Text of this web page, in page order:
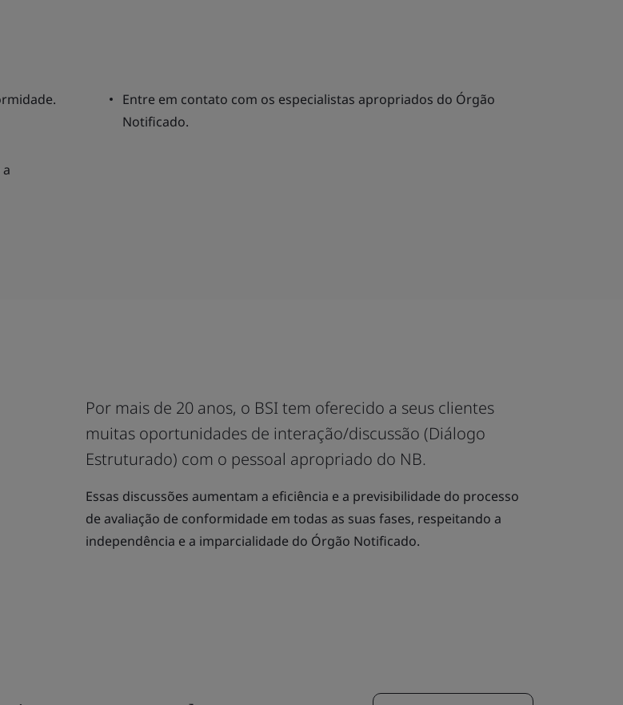
Entre em contato com os especialistas apropriados do Órgão
Notificado.
Por mais de 20 anos, o BSI tem oferecido a seus clientes
muitas oportunidades de interação/discussão (Diálogo
Estruturado) com o pessoal apropriado do NB.
Essas discussões aumentam a eficiência e a previsibilidade do processo
de avaliação de conformidade em todas as suas fases, respeitando a
independência e a imparcialidade do Órgão Notificado.